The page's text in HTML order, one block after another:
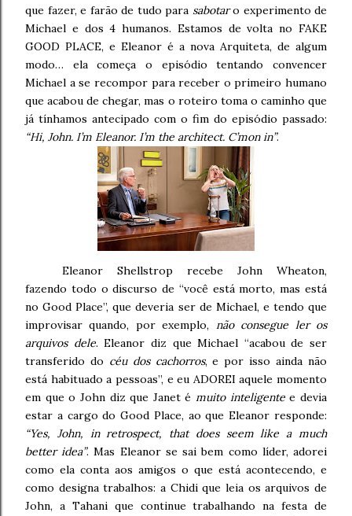
que fazer, e farão de tudo para sabotaro experimento de
Michael e dos 4 humanos. Estamos de volta no FAKE
GOOD PLACE, e Eleanor é a nova Arquiteta, de algum
modo… ela começa o episódio tentando convencer
Michael a se recompor para receber o primeiro humano
que acabou de chegar, mas o roteiro toma o caminho que
já tínhamos antecipado com o fim do episódio passado:
“Hi, John. I’m Eleanor. I’m the architect. C’mon in”.
Eleanor Shellstrop recebe John Wheaton,
fazendo todo o discurso de “você está morto, mas está
no Good Place”, que deveria ser de Michael, e tendo que
improvisar quando, por exemplo, não consegue ler os
arquivos dele. Eleanor diz que Michael “acabou de ser
transferido do céu dos cachorros, e por isso ainda não
está habituado a pessoas”, e eu ADOREI aquele momento
em que o John diz que Janet émuito inteligentee devia
estar a cargo do Good Place, ao que Eleanor responde:
“Yes, John, in retrospect, that does seem like a much
better idea”. Mas Eleanor se sai bem como líder, adorei
como ela conta aos amigos o que está acontecendo, e
como designa trabalhos: a Chidi que leia os arquivos de
John, a Tahani que continue trabalhando na festa de